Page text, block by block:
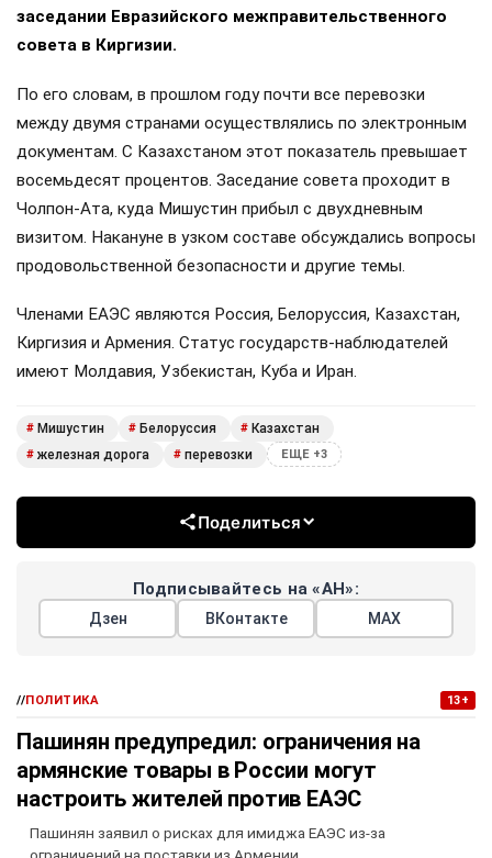
заседании Евразийского межправительственного
совета в Киргизии.
По его словам, в прошлом году почти все перевозки
между двумя странами осуществлялись по электронным
документам. С Казахстаном этот показатель превышает
восемьдесят процентов. Заседание совета проходит в
Чолпон-Ата, куда Мишустин прибыл с двухдневным
визитом. Накануне в узком составе обсуждались вопросы
продовольственной безопасности и другие темы.
Членами ЕАЭС являются Россия, Белоруссия, Казахстан,
Киргизия и Армения. Статус государств-наблюдателей
имеют Молдавия, Узбекистан, Куба и Иран.
# Мишустин # Белоруссия # Казахстан
# железная дорога # перевозки ЕЩЕ +3
Поделиться
Подписывайтесь на «АН»:
Дзен ВКонтакте МАХ
//ПОЛИТИКА 13+
Пашинян предупредил: ограничения на
армянские товары в России могут
настроить жителей против ЕАЭС
Пашинян заявил о рисках для имиджа ЕАЭС из-за